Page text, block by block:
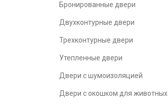
Бронированные двери
Двухконтурные двери
Трехконтурные двери
Утепленные двери
Двери с шумоизоляцией
Двери с окошком для животных